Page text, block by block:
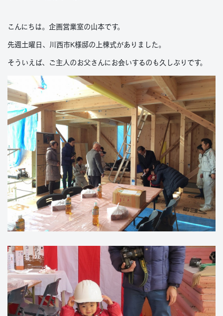
こんにちは。企画営業室の山本です。
先週土曜日、川西市K様邸の上棟式がありました。
そういえば、ご主人のお父さんにお会いするのも久しぶりです。